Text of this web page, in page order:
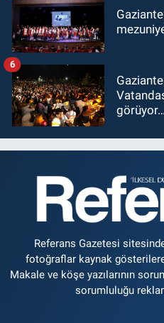
görüyor…
6
Referans Gazetesi
fotoğraflar kaynak
Makale ve köşe yazılarının
sorumluluğu